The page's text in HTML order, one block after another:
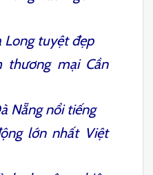
Longtuyệt đẹp
thương mại Cần
Nẵngnổi tiếng
lớn nhất Việt